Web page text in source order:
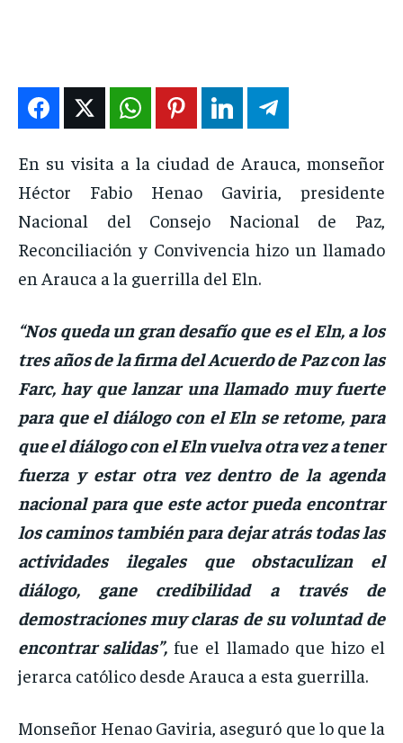
NOSOTROS
INSTITUCIONAL
PUATE CON NOSOTROS
NOSOTROS
INSTITUCIONAL
PUATE CON NOSOTROS
NOSOTROS
INSTITUCIONAL
PUATE CON NOSOTROS
NOSOTROS
INSTITUCIONAL
PUATE CON NOSOTROS
En su visita a la ciudad de Arauca, monseñor
Héctor Fabio Henao Gaviria, presidente
Nacional del Consejo Nacional de Paz,
Reconciliación y Convivencia hizo un llamado
en Arauca a la guerrilla del Eln.
“Nos queda un gran desafío que es el Eln, a los
tres años de la firma del Acuerdo de Paz con las
Farc, hay que lanzar una llamado muy fuerte
para que el diálogo con el Eln se retome, para
que el diálogo con el Eln vuelva otra vez a tener
fuerza y estar otra vez dentro de la agenda
nacional para que este actor pueda encontrar
los caminos también para dejar atrás todas las
actividades ilegales que obstaculizan el
diálogo, gane credibilidad a través de
demostraciones muy claras de su voluntad de
encontrar salidas”, fue el llamado que hizo el
jerarca católico desde Arauca a esta guerrilla.
Monseñor Henao Gaviria, aseguró que lo que la